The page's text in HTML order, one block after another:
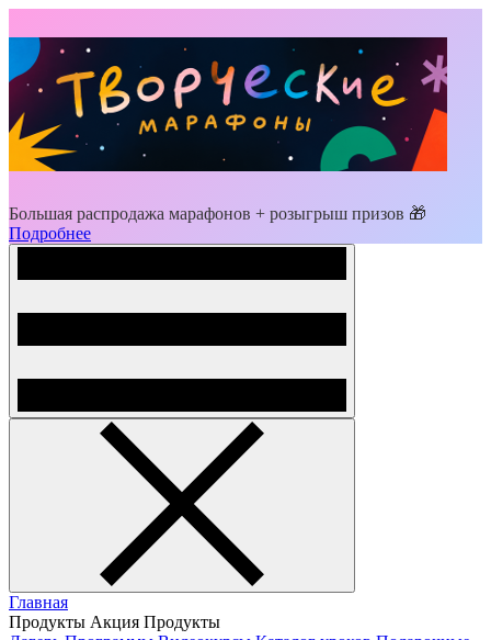
Большая распродажа марафонов + розыгрыш призов 🎁
Подробнее
Главная
Продукты Акция Продукты